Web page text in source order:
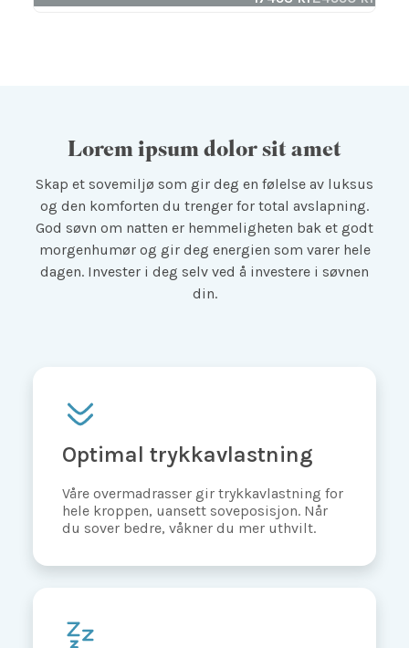
Lorem ipsum dolor sit amet
Skap et sovemiljø som gir deg en følelse av luksus
og den komforten du trenger for total avslapning.
God søvn om natten er hemmeligheten bak et godt
morgenhumør og gir deg energien som varer hele
dagen. Invester i deg selv ved å investere i søvnen
din.
Optimal trykkavlastning
Våre overmadrasser gir trykkavlastning for
hele kroppen, uansett soveposisjon. Når
du sover bedre, våkner du mer uthvilt.